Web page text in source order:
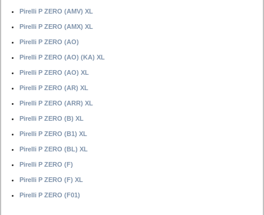
Pirelli P ZERO (AMV) XL
Pirelli P ZERO (AMX) XL
Pirelli P ZERO (AO)
Pirelli P ZERO (AO) (KA) XL
Pirelli P ZERO (AO) XL
Pirelli P ZERO (AR) XL
Pirelli P ZERO (ARR) XL
Pirelli P ZERO (B) XL
Pirelli P ZERO (B1) XL
Pirelli P ZERO (BL) XL
Pirelli P ZERO (F)
Pirelli P ZERO (F) XL
Pirelli P ZERO (F01)